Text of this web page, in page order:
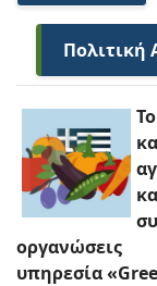
Πολιτική
υπηρεσία